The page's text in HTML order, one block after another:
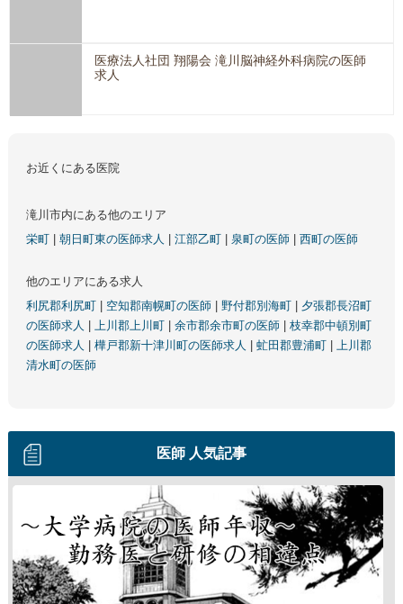
医療法人社団 翔陽会 滝川脳神経外科病院の医師
求人
お近くにある医院
滝川市内にある他のエリア
栄町
朝日町東の医師求人 江部乙町 泉町の医師 西町の医師
他のエリアにある求人
利尻郡利尻町
空知郡南幌町の医師 野付郡別海町
夕張郡長沼町
の医師求人
上川郡上川町 余市郡余市町の医師
枝幸郡中頓別町
の医師求人
樺戸郡新十津川町の医師求人 虻田郡豊浦町
上川郡
清水町の医師
医師 人気記事